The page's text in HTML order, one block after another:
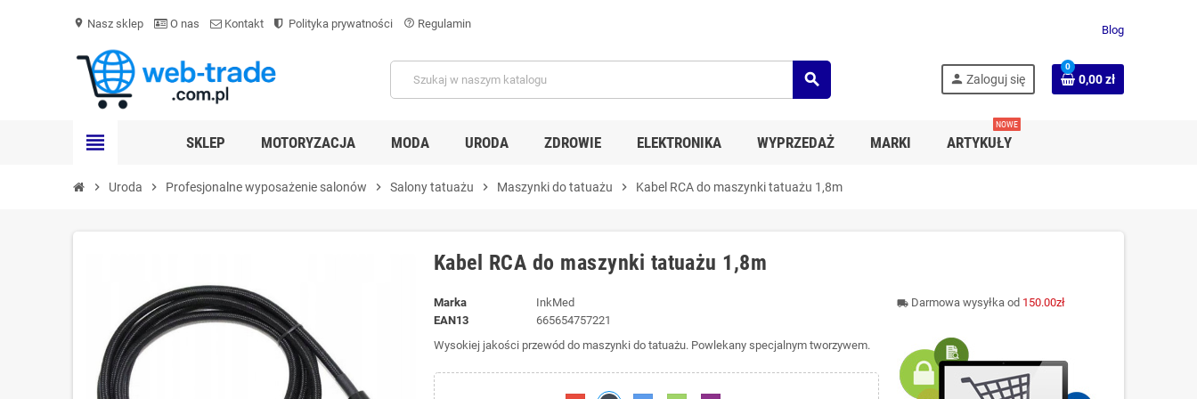
location_on Nasz sklep O nas Kontakt Polityka prywatności help_outline Regulamin Blog
search person Zaloguj się
0
0,00 zł
view_headline SKLEP MOTORYZACJA MODA URODA ZDROWIE ELEKTRONIKA WYPRZEDAŻ MARKI ARTYKUŁY
NOWE
chevron_right Uroda chevron_right Profesjonalne wyposażenie salonów chevron_right Salony tatuażu chevron_right Maszynki do tatuażu chevron_right Kabel RCA do maszynki tatuażu 1,8m
Kabel RCA do maszynki tatuażu 1,8m
Marka
InkMed
EAN13
665654757221
Wysokiej jakości przewód do maszynki do tatuażu. Powlekany specjalnym tworzywem.
local_shippingDarmowa wysyłka od 150.00zł